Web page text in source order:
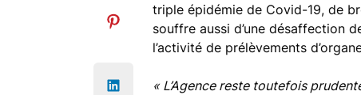
triple épidémie de Covid-19, de
souffre aussi d’une désaffection
l’activité de prélèvements
« L’Agence reste toutefois